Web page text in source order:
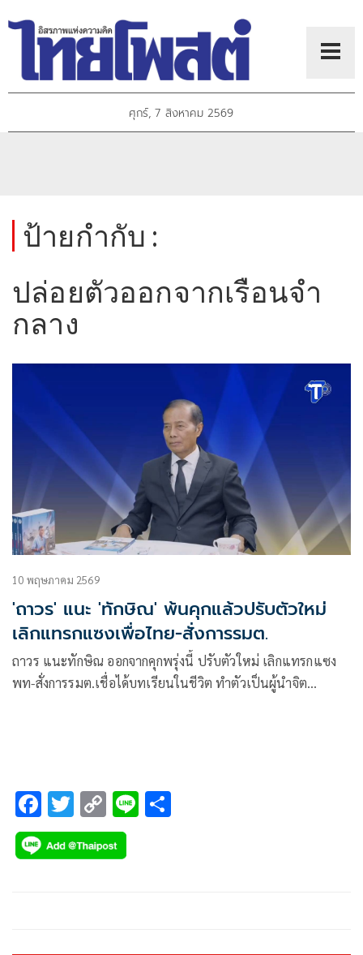
ศุกร์, 7 สิงหาคม 2569
ป้ายกำกับ :
ปล่อยตัวออกจากเรือนจำ
กลาง
10 พฤษภาคม 2569
'ถาวร' แนะ 'ทักษิณ' พ้นคุกแล้วปรับตัวใหม่
เลิกแทรกแซงเพื่อไทย-สั่งการรมต.
ถาวร แนะทักษิณ ออกจากคุกพรุ่งนี้ ปรับตัวใหม่ เลิกแทรกแซง
พท-สั่งการรมต.เชื่อได้บทเรียนในชีวิต ทำตัวเป็นผู้นำจิต
F
ac
e
T
wi
tt
C
o
p
Li